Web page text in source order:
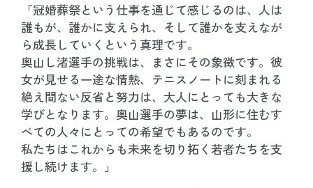
「冠婚葬祭という仕事を通じて感じるのは、人は
誰もが、誰かに支えられ、そして誰かを支えなが
ら成長していくという真理です。
奥山し渚選手の挑戦は、まさにその象徴です。彼
女が見せる一途な情熱、テニスノートに刻まれる
絶え間ない反省と努力は、大人にとっても大きな
学びとなります。奥山選手の夢は、山形に住むす
べての人々にとっての希望でもあるのです。
私たちはこれからも未来を切り拓く若者たちを支
援し続けます。」